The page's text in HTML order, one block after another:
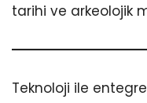
tarihi ve arkeolojik
Teknoloji ile